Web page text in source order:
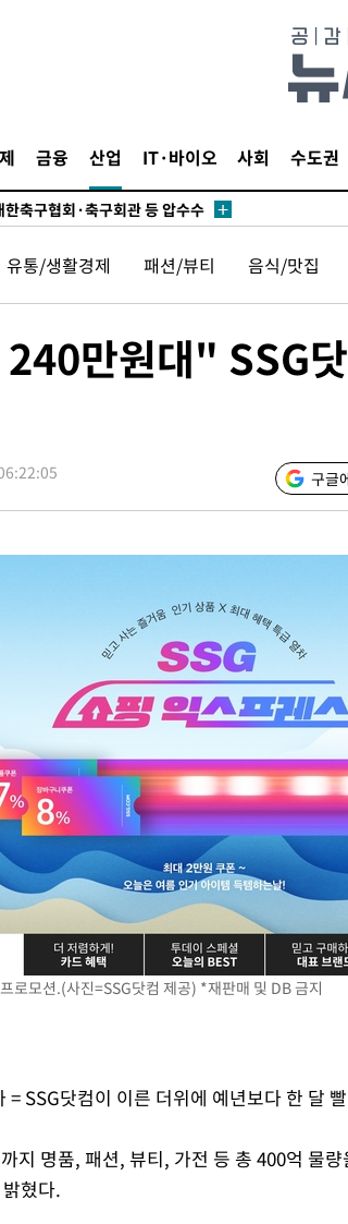
금융 산업 IT·바이오 사회 수도권
로 합의" 이란 외무부 대변인
지나며 폭염 잠시 꺾인다"
안해…안정 전력 위해 불가피"
축구협회·축구회관 등 압수수
대 급락
내린 797.44 출발
내린 6478.75 개장
속 사상 최대
개 산불, 방화선 일부 구축
기대속 뉴욕증시 혼조 마감 다
풍 지나며 폭염 잠시 꺾인다"
공…"공산주의가 최대 위협"
란 호르무즈 통제권' 수용할까
안해…안정 전력 위해 불가피"
축구협회·축구회관 등 압수수
과잉생산 결과 발표 8월 중 예
대 급락
장에 백승주·윤난실
'초열대야' 30도 넘어
내린 797.44 출발
내린 6478.75 개장
연속 사상 최대
관측 가능성도
3개 산불, 방화선 일부 구축
항로 합의" 이란 외무부 대변인
유통/생활경제 패션/뷰티 음식/맛집
만원대" SSG
구글
로모션.(사진=SSG닷컴 제공) *재판매 및 DB 금지
SSG닷컴이 이른 더위에 예년보다 한 달
지 명품, 패션, 뷰티, 가전 등 총 400억 물
혔다.